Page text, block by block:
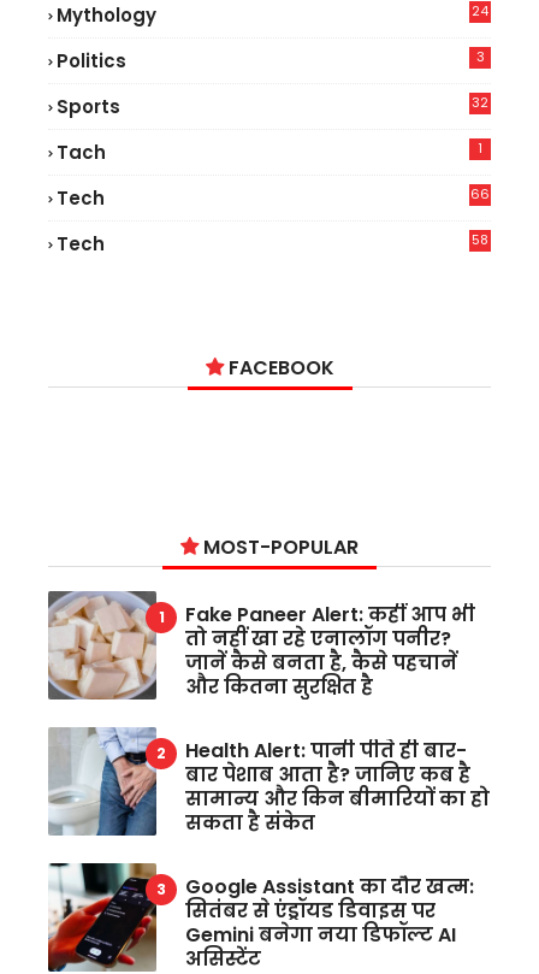
Mythology 24
Politics 3
Sports 32
Tach 1
Tech
66
Tech
58
FACEBOOK
MOST-POPULAR
Fake Paneer Alert: कहीं आप भी
तो नहीं खा रहे एनालॉग पनीर?
जानें कैसे बनता है, कैसे पहचानें
और कितना सुरक्षित है
Health Alert: पानी पीते ही बार-
बार पेशाब आता है? जानिए कब है
सामान्य और किन बीमारियों का हो
सकता है संकेत
Google Assistant का दौर खत्म:
सितंबर से एंड्रॉयड डिवाइस पर
Gemini बनेगा नया डिफॉल्ट AI
असिस्टेंट